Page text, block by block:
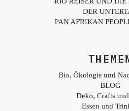
DER
PAN AFRIKAN
Bio, Ökologie und
BLOG
Deko, Crafts
Essen und